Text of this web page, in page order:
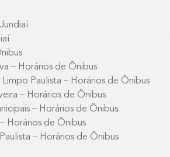
– Horários de Ônibus
Limpo Paulista – Horários de Ônibus
– Horários de Ônibus
– Horários de Ônibus
– Horários de Ônibus
– Horários de Ônibus